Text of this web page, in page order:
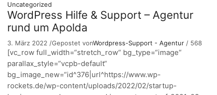
Uncategorized
WordPress Hilfe & Support – Agentur
rund um Apolda
3. März 2022 /Gepostet vonWordpress-Support - Agentur / 568
[vc_row full_width=“stretch_row“ bg_type=“image“
parallax_style=“vcpb-default“
bg_image_new=“id^376|url^https://www.wp-
rockets.de/wp-content/uploads/2022/02/startup-